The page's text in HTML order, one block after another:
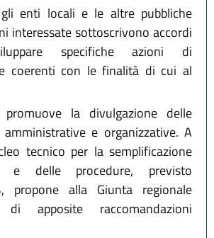
enti locali e le altre pubbliche
interessate sottoscrivono accordi
specifiche azioni di
coerenti con le finalità di cui al
promuove la divulgazione delle
e organizzative. A
tecnico per la semplificazione
e delle procedure, previsto
propone alla Giunta regionale
di apposite raccomandazioni